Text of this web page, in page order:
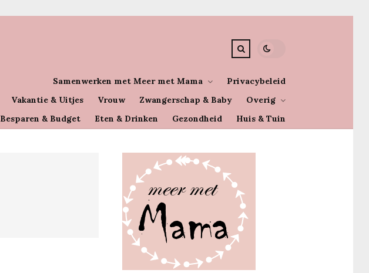
Besparen & Budget Eten & Drinken Gezondheid Huis & Tuin
Vakantie & Uitjes Vrouw Zwangerschap & Baby Overig
Samenwerken met Meer met Mama Privacybeleid